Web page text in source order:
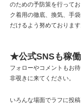
のための予防策を行って
ク着用の徹底、換気、手
だけるよう努めております
★公式SNSも稼働
フォローやコメントもお
非覗きに来てください。
いろんな場面でラフに投